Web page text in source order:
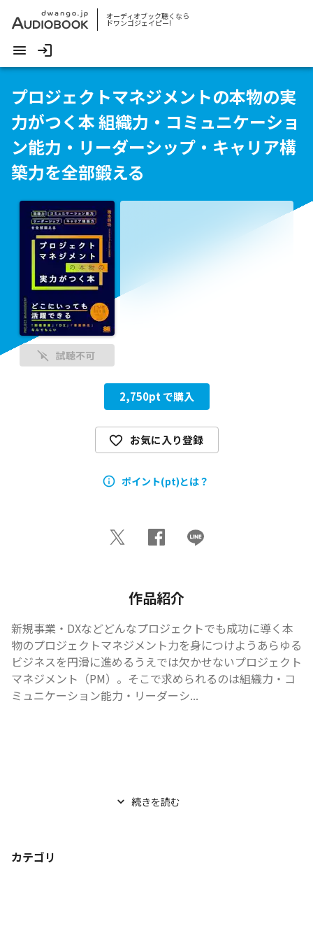
オーディオブック聴くなら
ドワンゴジェイピー!
プロジェクトマネジメントの本物の実
力がつく本 組織力・コミュニケーショ
ン能力・リーダーシップ・キャリア構
築力を全部鍛える
試聴不可
2,750pt で購入
お気に入り登録
ポイント(pt)とは？
作品紹介
新規事業・DXなどどんなプロジェクトでも成功に導く本
物のプロジェクトマネジメント力を身につけようあらゆる
ビジネスを円滑に進めるうえでは欠かせないプロジェクト
マネジメント（PM）。そこで求められるのは組織力・コ
ミュニケーション能力・リーダーシ...
続きを読む
カテゴリ